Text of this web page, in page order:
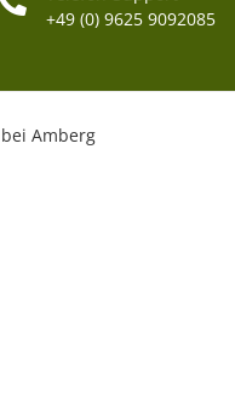
+49 (0) 9625 9092085
Amberg